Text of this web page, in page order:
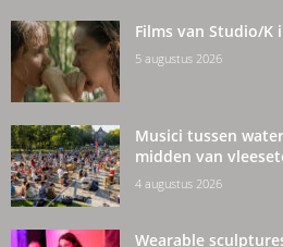
Films van Studio/K
5 augustus 2026
Musici tussen
midden van
4 augustus 2026
Wearable